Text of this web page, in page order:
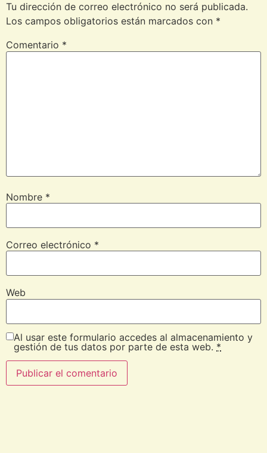
Tu dirección de correo electrónico no será publicada.
Los campos obligatorios están marcados con *
Comentario *
Nombre *
Correo electrónico *
Web
Al usar este formulario accedes al almacenamiento y
gestión de tus datos por parte de esta web. *